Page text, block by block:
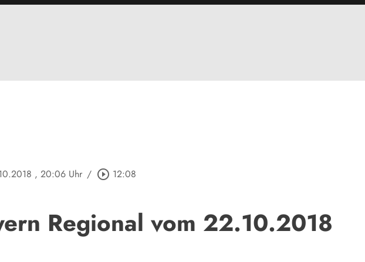
, 20:06 Uhr / play_circle_outline 12:08
Regional vom 22.10.2018